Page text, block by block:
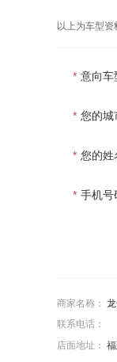
以上为车型
* 意向车
* 您的城
* 您的姓
* 手机号
商家名称：
联系电话：
店面地址：